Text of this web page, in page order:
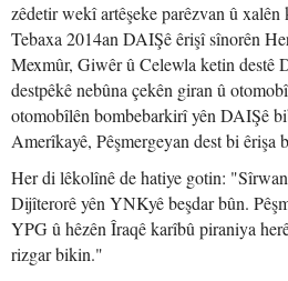
zêdetir wekî artêşeke parêzvan û
Tebaxa 2014an DAIŞê êrişî sînorên
Mexmûr, Giwêr û Celewla ketin destê
destpêkê nebûna çekên giran û
otomobîlên bombebarkirî yên DAIŞê
Amerîkayê, Pêşmergeyan dest bi êrişa
Her di lêkolînê de hatiye gotin:
Dijîterorê yên YNKyê beşdar bûn.
YPG û hêzên Îraqê karîbû piraniya
rizgar bikin."